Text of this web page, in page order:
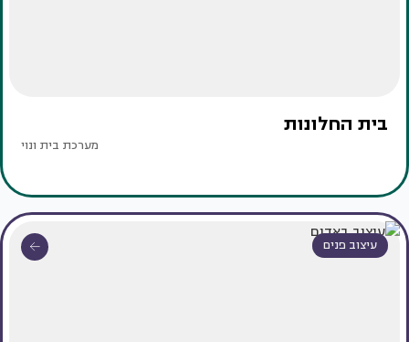
בית החלונות
מערכת בית ונוי
עיצוב פנים